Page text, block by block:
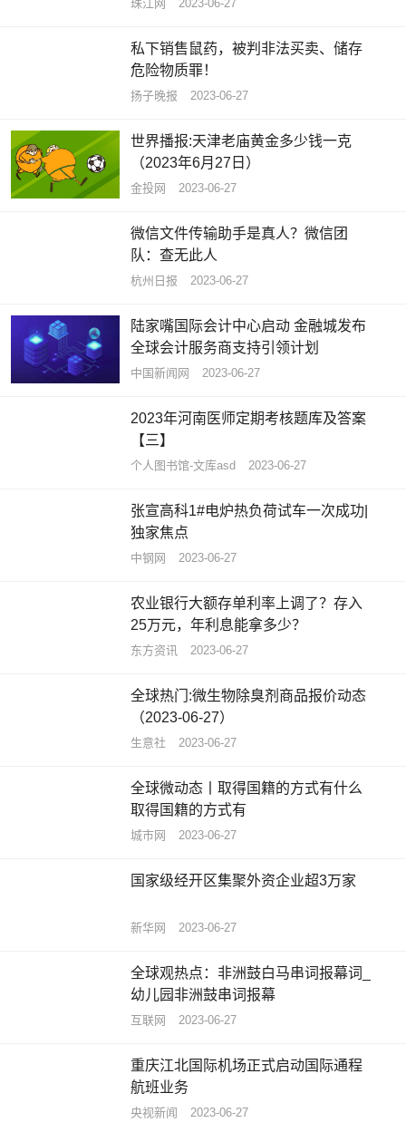
珠江网 2023-06-27
私下销售鼠药，被判非法买卖、储存
危险物质罪！
扬子晚报 2023-06-27
世界播报:天津老庙黄金多少钱一克
（2023年6月27日）
金投网 2023-06-27
微信文件传输助手是真人？微信团
队：查无此人
杭州日报 2023-06-27
陆家嘴国际会计中心启动 金融城发布
全球会计服务商支持引领计划
中国新闻网 2023-06-27
2023年河南医师定期考核题库及答案
【三】
个人图书馆-文库asd 2023-06-27
张宣高科1#电炉热负荷试车一次成功|
独家焦点
中钢网 2023-06-27
农业银行大额存单利率上调了？存入
25万元，年利息能拿多少？
东方资讯 2023-06-27
全球热门:微生物除臭剂商品报价动态
（2023-06-27）
生意社 2023-06-27
全球微动态丨取得国籍的方式有什么
取得国籍的方式有
城市网 2023-06-27
国家级经开区集聚外资企业超3万家
新华网 2023-06-27
全球观热点：非洲鼓白马串词报幕词_
幼儿园非洲鼓串词报幕
互联网 2023-06-27
重庆江北国际机场正式启动国际通程
航班业务
央视新闻 2023-06-27